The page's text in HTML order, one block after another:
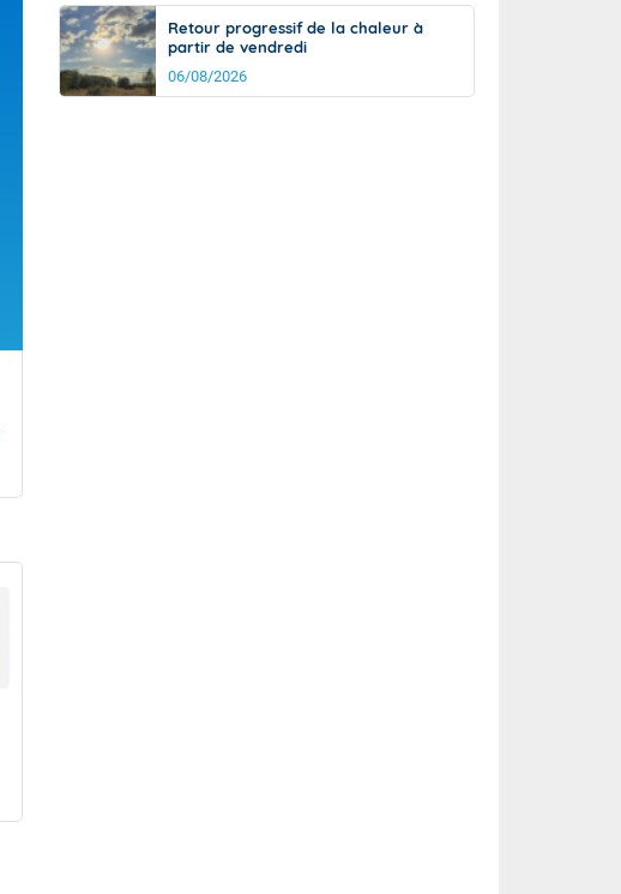
Retour progressif de la chaleur à
partir de vendredi
06/08/2026